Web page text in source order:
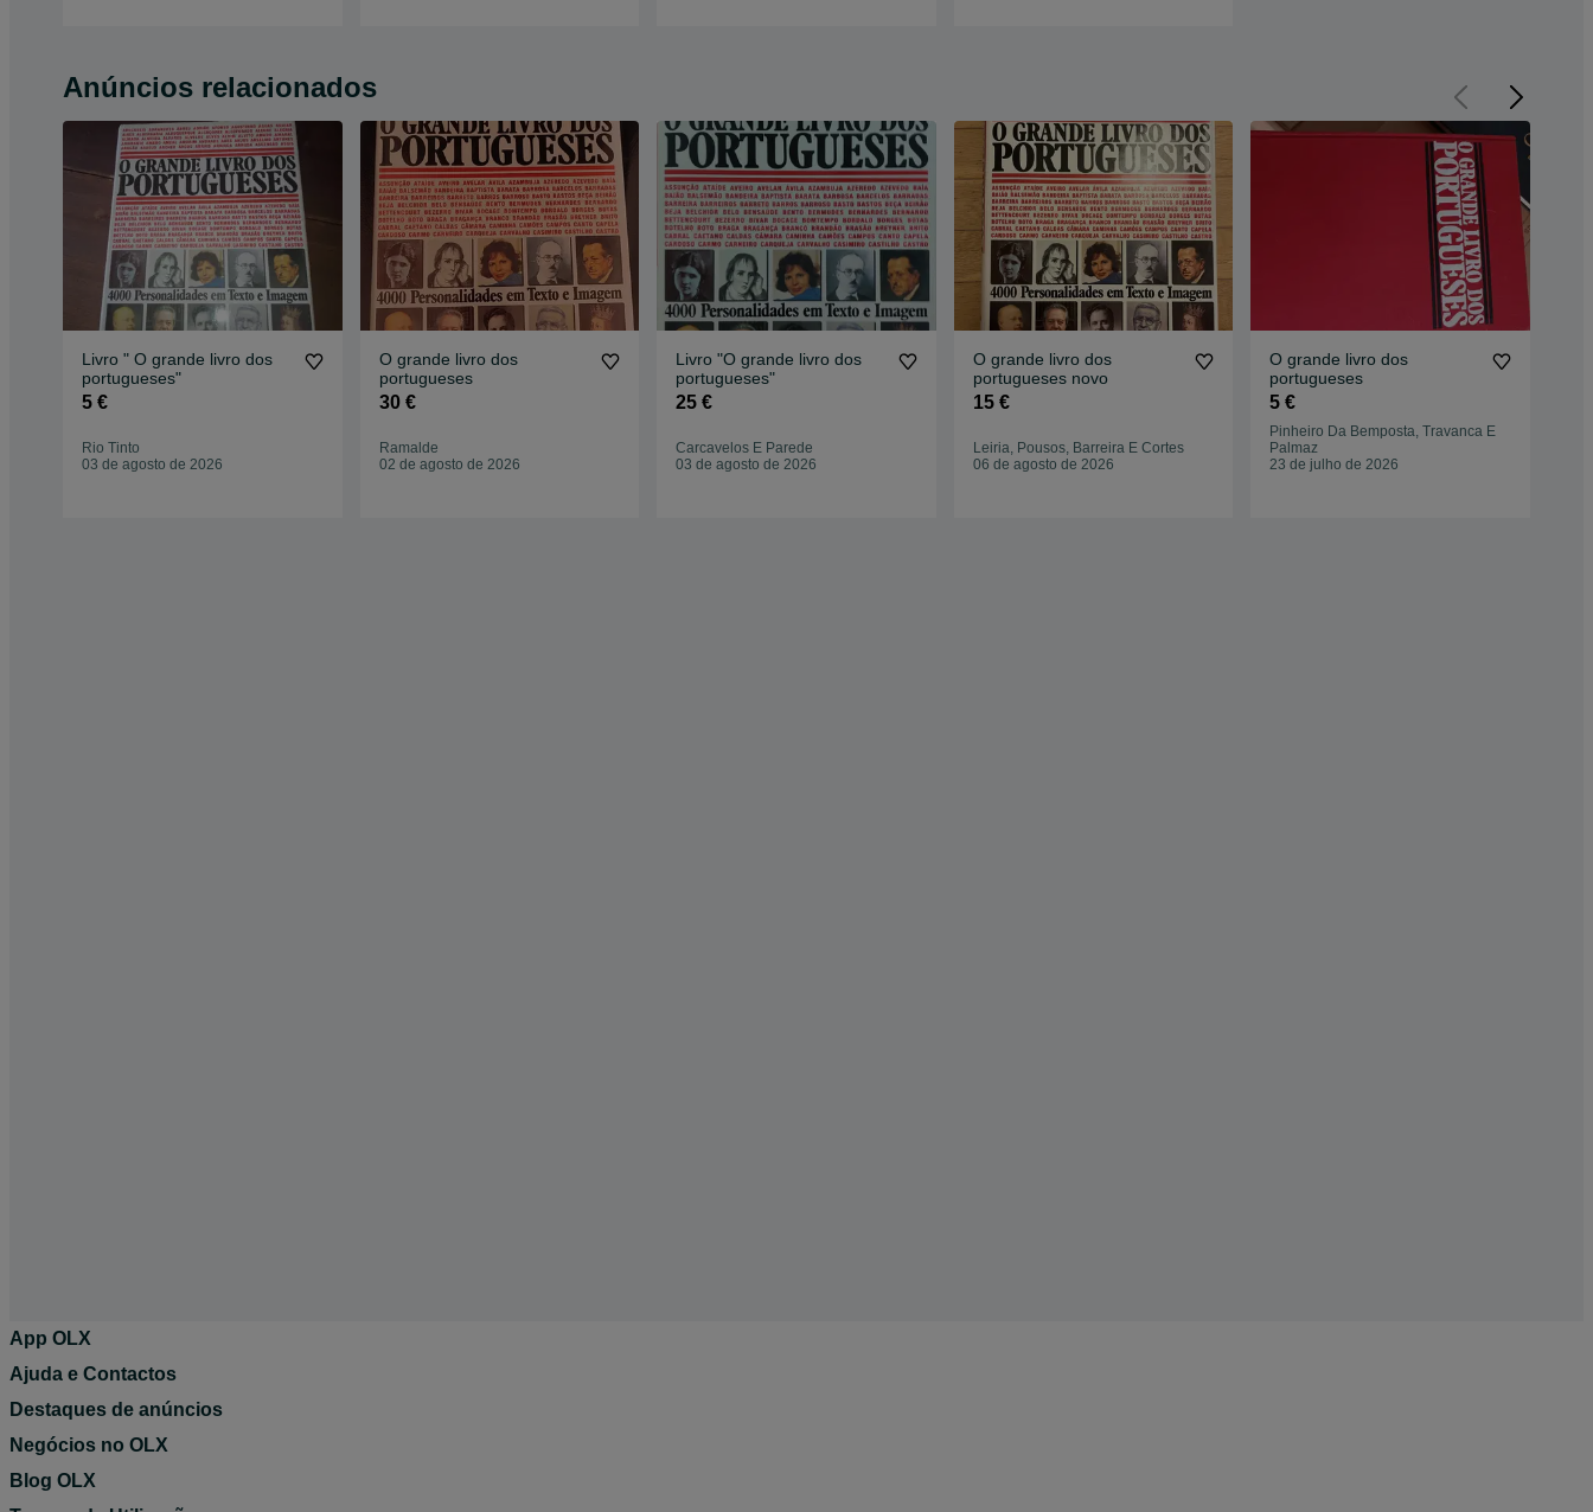
Anúncios relacionados
Livro " O grande livro dos
portugueses"
5 €
Rio Tinto
03 de agosto de 2026
O grande livro dos
portugueses
30 €
Ramalde
02 de agosto de 2026
Livro "O grande livro dos
portugueses"
25 €
Carcavelos E Parede
03 de agosto de 2026
O grande livro dos
portugueses novo
15 €
Leiria, Pousos, Barreira E Cortes
06 de agosto de 2026
O grande livro dos
portugueses
5 €
Pinheiro Da Bemposta, Travanca E
Palmaz
23 de julho de 2026
App OLX
Ajuda e Contactos
Destaques de anúncios
Negócios no OLX
Blog OLX